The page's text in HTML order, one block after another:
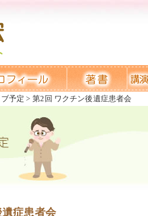
予定 第2回 ワクチン後遺症患者会
症患者会